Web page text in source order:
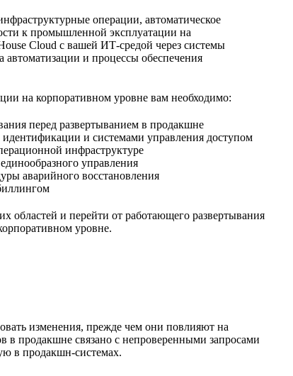
операции, автоматическое
к промышленной эксплуатации на
Cloud с вашей ИТ-средой через системы
автоматизации и процессы обеспечения
на корпоративном уровне вам необходимо:
перед развертыванием в продакшне
и системами управления доступом
инфраструктуре
управления
аварийного восстановления
областей и перейти от работающего развертывания
уровне.
изменения, прежде чем они повлияют на
в продакшне связано с непроверенными запросами
в продакшн-системах.